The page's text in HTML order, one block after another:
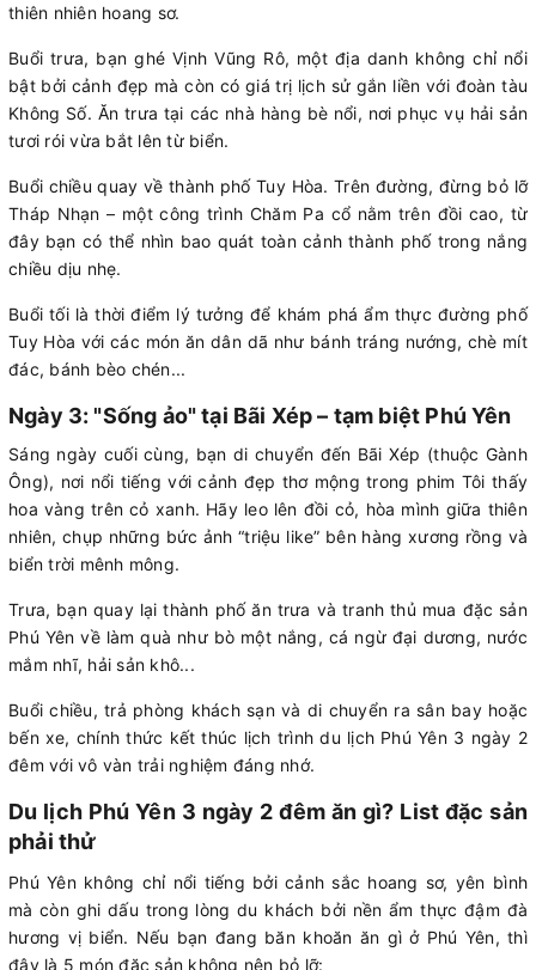
thiên nhiên hoang sơ.
Buổi trưa, bạn ghé Vịnh Vũng Rô, một địa danh không chỉ nổi
bật bởi cảnh đẹp mà còn có giá trị lịch sử gắn liền với đoàn tàu
Không Số. Ăn trưa tại các nhà hàng bè nổi, nơi phục vụ hải sản
tươi rói vừa bắt lên từ biển.
Buổi chiều quay về thành phố Tuy Hòa. Trên đường, đừng bỏ lỡ
Tháp Nhạn – một công trình Chăm Pa cổ nằm trên đồi cao, từ
đây bạn có thể nhìn bao quát toàn cảnh thành phố trong nắng
chiều dịu nhẹ.
Buổi tối là thời điểm lý tưởng để khám phá ẩm thực đường phố
Tuy Hòa với các món ăn dân dã như bánh tráng nướng, chè mít
đác, bánh bèo chén...
Ngày 3: "Sống ảo" tại Bãi Xép – tạm biệt Phú Yên
Sáng ngày cuối cùng, bạn di chuyển đến Bãi Xép (thuộc Gành
Ông), nơi nổi tiếng với cảnh đẹp thơ mộng trong phim Tôi thấy
hoa vàng trên cỏ xanh. Hãy leo lên đồi cỏ, hòa mình giữa thiên
nhiên, chụp những bức ảnh “triệu like” bên hàng xương rồng và
biển trời mênh mông.
Trưa, bạn quay lại thành phố ăn trưa và tranh thủ mua đặc sản
Phú Yên về làm quà như bò một nắng, cá ngừ đại dương, nước
mắm nhĩ, hải sản khô...
Buổi chiều, trả phòng khách sạn và di chuyển ra sân bay hoặc
bến xe, chính thức kết thúc lịch trình du lịch Phú Yên 3 ngày 2
đêm với vô vàn trải nghiệm đáng nhớ.
Du lịch Phú Yên 3 ngày 2 đêm ăn gì? List đặc sản
phải thử
Phú Yên không chỉ nổi tiếng bởi cảnh sắc hoang sơ, yên bình
mà còn ghi dấu trong lòng du khách bởi nền ẩm thực đậm đà
hương vị biển. Nếu bạn đang băn khoăn ăn gì ở Phú Yên, thì
đây là 5 món đặc sản không nên bỏ lỡ: